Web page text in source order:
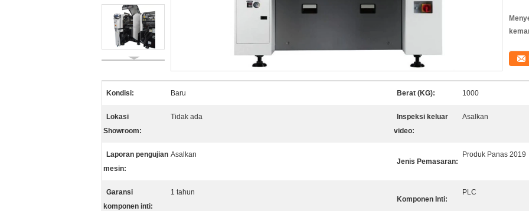
Kondisi: Baru Berat (KG): 1000
Lokasi
Showroom:
Tidak ada
Inspeksi keluar
video:
Asalkan
Laporan pengujian
mesin:
Asalkan
Jenis Pemasaran:
Produk Panas 2019
Garansi
komponen inti:
1 tahun
Komponen Inti:
PLC